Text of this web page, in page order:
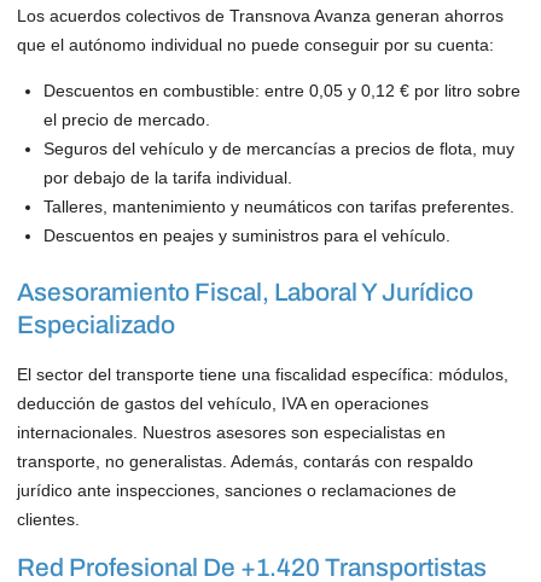
Los acuerdos colectivos de Transnova Avanza generan ahorros
que el autónomo individual no puede conseguir por su cuenta:
Descuentos en combustible: entre 0,05 y 0,12 € por litro sobre
el precio de mercado.
Seguros del vehículo y de mercancías a precios de flota, muy
por debajo de la tarifa individual.
Talleres, mantenimiento y neumáticos con tarifas preferentes.
Descuentos en peajes y suministros para el vehículo.
Asesoramiento Fiscal, Laboral Y Jurídico
Especializado
El sector del transporte tiene una fiscalidad específica: módulos,
deducción de gastos del vehículo, IVA en operaciones
internacionales. Nuestros asesores son especialistas en
transporte, no generalistas. Además, contarás con respaldo
jurídico ante inspecciones, sanciones o reclamaciones de
clientes.
Red Profesional De +1.420 Transportistas